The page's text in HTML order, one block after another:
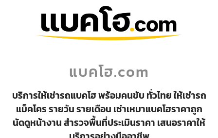
แบคโฮ.com
บริการให้เช่ารถแบคโฮ พร้อมคนขับ ทั่วไทย ให้เช่ารถ
แม็คโคร รายวัน รายเดือน เช่าเหมาแบคโฮราคาถูก
นัดดูหน้างาน สำรวจพื้นที่ประเมินราคา เสนอราคาให้